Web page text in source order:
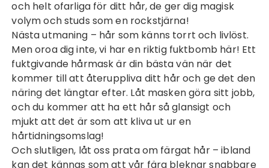
och helt ofarliga för ditt hår, de ger dig magisk
volym och studs som en rockstjärna!
Nästa utmaning – hår som känns torrt och livlöst.
Men oroa dig inte, vi har en riktig fuktbomb här! Ett
fuktgivande hårmask är din bästa vän när det
kommer till att återuppliva ditt hår och ge det den
näring det längtar efter. Låt masken göra sitt jobb,
och du kommer att ha ett hår så glansigt och
mjukt att det är som att kliva ut ur en
hårtidningsomslag!
Och slutligen, låt oss prata om färgat hår – ibland
kan det kännas som att vår färg bleknar snabbare